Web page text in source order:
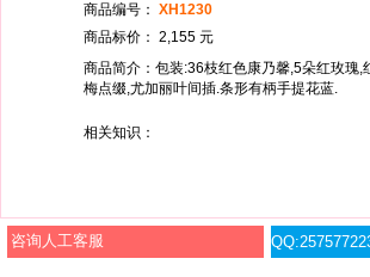
商品编号： XH1230
商品标价： 2,155 元
商品简介：包装:36枝红色康乃馨,5朵红玫瑰,
梅点缀,尤加丽叶间插.条形有柄手提花蓝.
相关知识：
咨询人工客服